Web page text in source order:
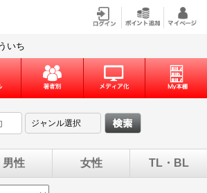
ういち
男性 女性 TL・BL